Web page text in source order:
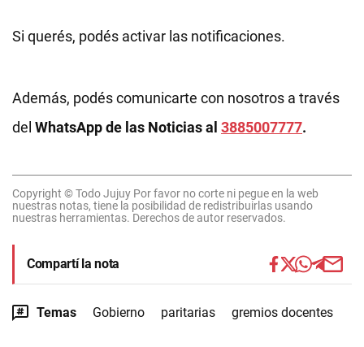
Si querés, podés activar las notificaciones.
Además, podés comunicarte con nosotros a través
del WhatsApp de las Noticias al 3885007777.
Copyright © Todo Jujuy Por favor no corte ni pegue en la web
nuestras notas, tiene la posibilidad de redistribuirlas usando
nuestras herramientas. Derechos de autor reservados.
Compartí la nota
Temas Gobierno paritarias gremios docentes